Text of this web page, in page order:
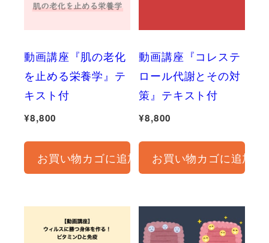
動画講座『肌の老化
を止める栄養学』テ
キスト付
¥8,800
お買い物カゴに追加
動画講座『コレステ
ロール代謝とその対
策』テキスト付
¥8,800
お買い物カゴに追加